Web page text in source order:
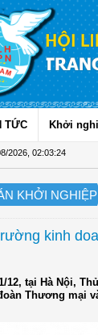
TỨC Khởi
2026 02:03:25
KHỞI NGHIỆP
kinh
12, tại Hà Nội,
Thương mại